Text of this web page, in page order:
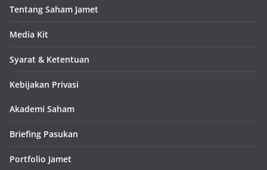
Tentang Saham Jamet
Media Kit
Syarat & Ketentuan
Kebijakan Privasi
Akademi Saham
Briefing Pasukan
Portfolio Jamet